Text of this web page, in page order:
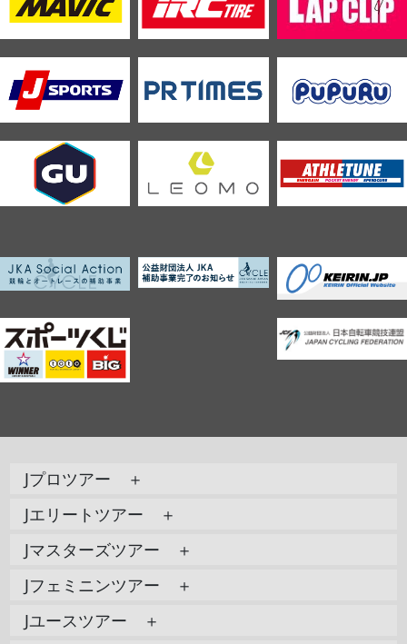
Jプロツアー ＋
Jエリートツアー ＋
Jマスターズツアー ＋
Jフェミニンツアー ＋
Jユースツアー ＋